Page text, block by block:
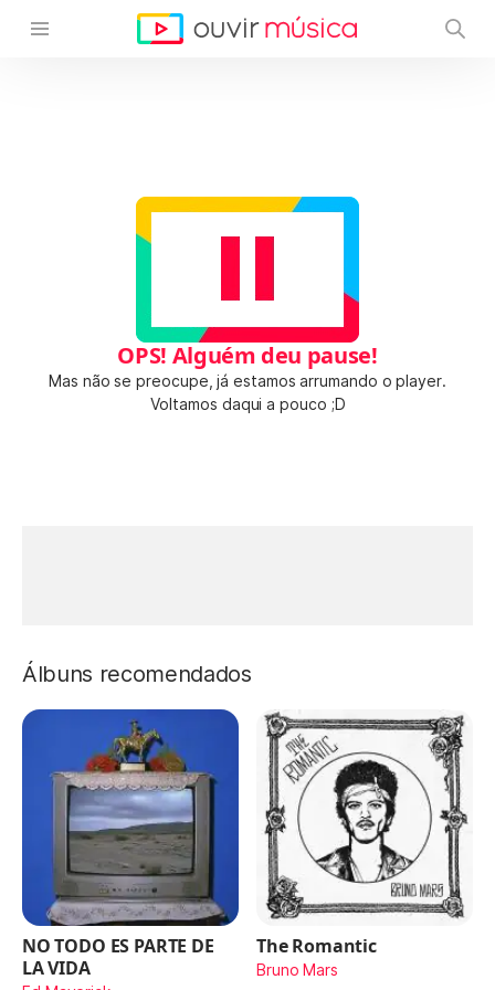
OPS! Alguém deu pause!
Mas não se preocupe, já estamos arrumando o player.
Voltamos daqui a pouco ;D
Álbuns recomendados
NO TODO ES PARTE DE
LA VIDA
The Romantic
Bruno Mars